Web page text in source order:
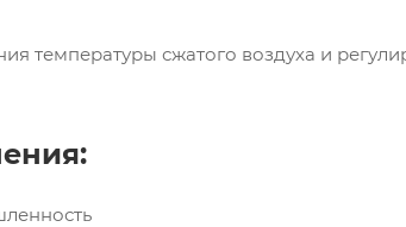
температуры сжатого воздуха и